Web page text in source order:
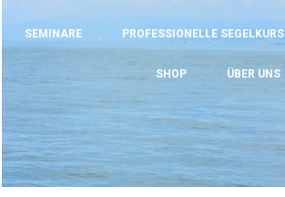
SEMINARE PROFESSIONELLE SEGELKURS
SHOP ÜBER UNS